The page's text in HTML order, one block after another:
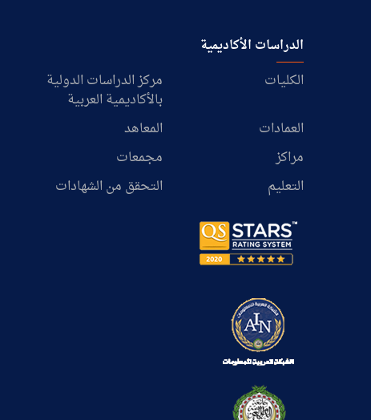
الدراسات الأكاديمية
الكليات
مركز الدراسات الدولية
بالأكاديمية العربية
العمادات
المعاهد
مراكز
مجمعات
التعليم
التحقق من الشهادات